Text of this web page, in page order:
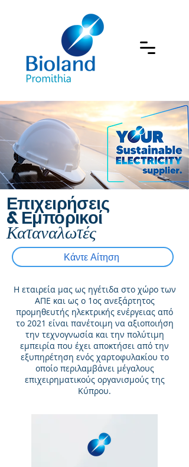
Επιχειρήσεις
& Εμπορικοί
Καταναλωτές
Κάντε Αίτηση
Η εταιρεία μας ως ηγέτιδα στο χώρο των
ΑΠΕ και ως ο 1ος ανεξάρτητος
προμηθευτής ηλεκτρικής ενέργειας από
το 2021 είναι πανέτοιμη να αξιοποιήση
την τεχνογνωσία και την πολύτιμη
εμπειρία που έχει αποκτήσει από την
εξυπηρέτηση ενός χαρτοφυλακίου το
οποίο περιλαμβάνει μέγαλους
επιχειρηματικούς οργανισμούς της
Κύπρου.